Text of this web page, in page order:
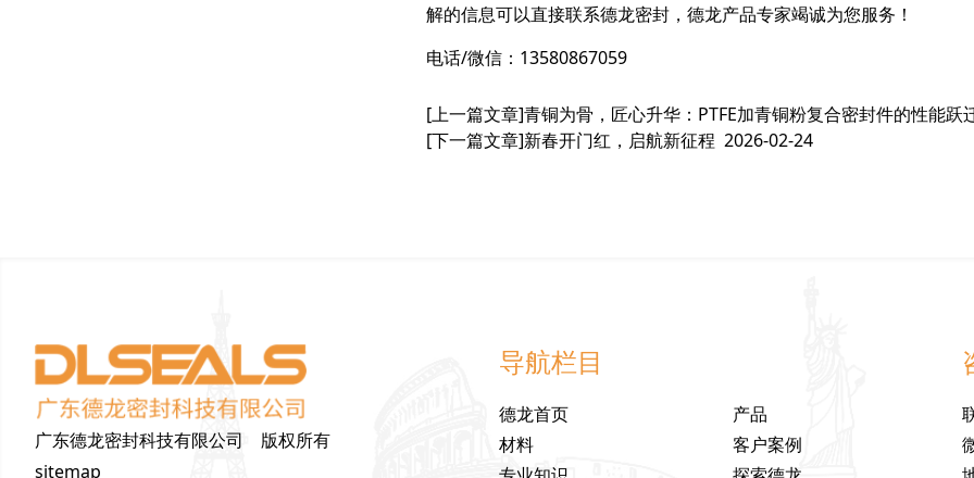
解的信息可以直接联系德龙密封，德龙产品专家竭诚为您服务！
电话/微信：13580867059
[上一篇文章]青铜为骨，匠心升华：PTFE加青铜粉复合密封件的性能跃
[下一篇文章]新春开门红，启航新征程 2026-02-24
广东德龙密封科技有限公司 版权所有
sitemap
导航栏目
德龙首页
产品
材料
客户案例